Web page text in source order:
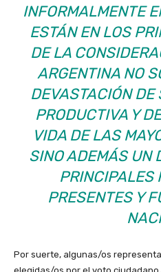
INFORMALMENTE
ESTÁN EN LOS
DE LA
ARGENTINA NO
DEVASTACIÓN
PRODUCTIVA Y
VIDA DE LAS
SINO ADEMÁS UN
PRINCIPALES
PRESENTES Y
Por suerte, algunas/os